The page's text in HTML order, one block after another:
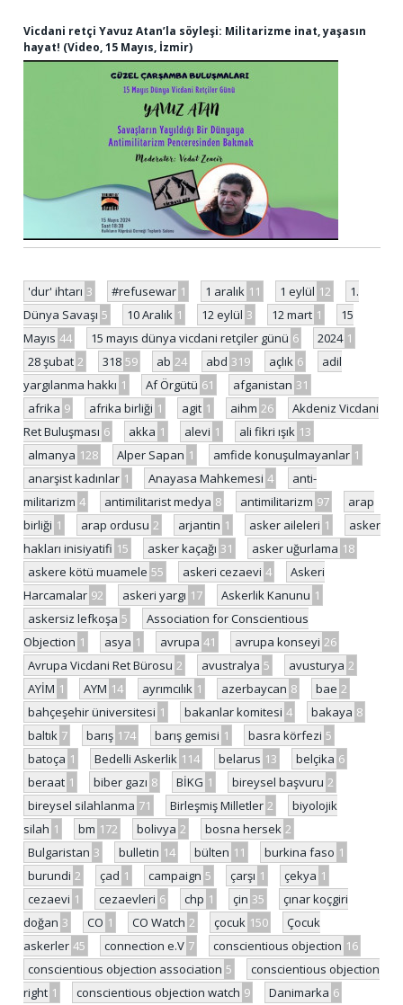
Vicdani retçi Yavuz Atan’la söyleşi: Militarizme inat, yaşasın
hayat! (Video, 15 Mayıs, İzmir)
'dur' ihtarı 3 #refusewar 1 1 aralık 11 1 eylül 12
1.
Dünya Savaşı 5 10 Aralık 1 12 eylül 3 12 mart 1
15
Mayıs 44 15 mayıs dünya vicdani retçiler günü 6 2024 1
28 şubat 2 318 59 ab 24 abd 319 açlık 6
adil
yargılanma hakkı 1 Af Örgütü 61 afganistan 31
afrika 9 afrika birliği 1 agit 1 aihm 26
Akdeniz Vicdani
Ret Buluşması 6 akka 1 alevi 1 ali fikri ışık 13
almanya 128 Alper Sapan 1 amfide konuşulmayanlar 1
anarşist kadınlar 1 Anayasa Mahkemesi 4
anti-
militarizm 4 antimilitarist medya 8 antimilitarizm 97
arap
birliği 1 arap ordusu 2 arjantin 1 asker aileleri 1
asker
hakları inisiyatifi 15 asker kaçağı 31 asker uğurlama 18
askere kötü muamele 55 askeri cezaevi 4
Askeri
Harcamalar 92 askeri yargı 17 Askerlik Kanunu 1
askersiz lefkoşa 5
Association for Conscientious
Objection 1 asya 1 avrupa 41 avrupa konseyi 26
Avrupa Vicdani Ret Bürosu 2 avustralya 5 avusturya 2
AYİM 1 AYM 14 ayrımcılık 1 azerbaycan 8 bae 2
bahçeşehir üniversitesi 1 bakanlar komitesi 4 bakaya 8
baltık 7 barış 174 barış gemisi 1 basra körfezi 5
batoça 1 Bedelli Askerlik 114 belarus 13 belçika 6
beraat 1 biber gazı 8 BİKG 1 bireysel başvuru 2
bireysel silahlanma 71 Birleşmiş Milletler 2
biyolojik
silah 1 bm 172 bolivya 2 bosna hersek 2
Bulgaristan 3 bulletin 14 bülten 11 burkina faso 1
burundi 2 çad 1 campaign 5 çarşı 1 çekya 1
cezaevi 1 cezaevleri 6 chp 1 çin 35
çınar koçgiri
doğan 3 CO 1 CO Watch 2 çocuk 150
Çocuk
askerler 45 connection e.V 7 conscientious objection 16
conscientious objection association 5
conscientious objection
right 1 conscientious objection watch 9 Danimarka 6